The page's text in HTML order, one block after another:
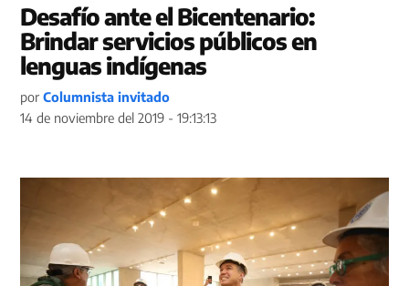
Desafío ante el Bicentenario:
Brindar servicios públicos en
lenguas indígenas
por Columnista invitado
14 de noviembre del 2019 - 19:13:13